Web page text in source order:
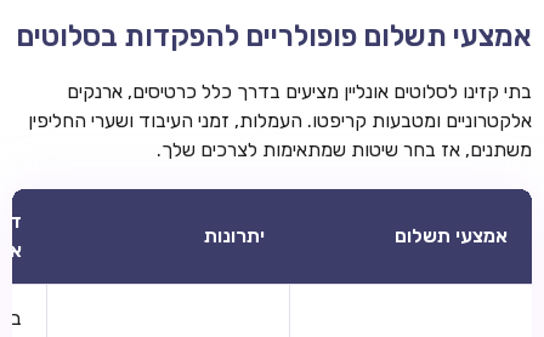
אמצעי תשלום פופולריים להפקדות בסלוטים
בתי קזינו לסלוטים אונליין מציעים בדרך כלל כרטיסים, ארנקים
אלקטרוניים ומטבעות קריפטו. העמלות, זמני העיבוד ושערי החליפין
משתנים, אז בחר שיטות שמתאימות לצרכים שלך.
אמצעי תשלום יתרונות